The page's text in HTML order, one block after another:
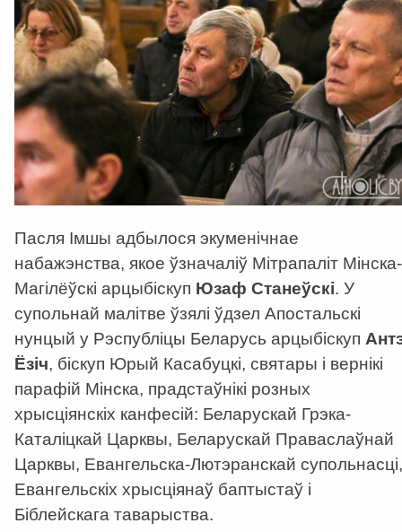
Пасля Імшы адбылося экуменічнае
набажэнства, якое ўзначаліў Мітрапаліт Мінска-
Магілёўскі арцыбіскуп Юзаф Станеўскі. У
супольнай малітве ўзялі ўдзел Апостальскі
нунцый у Рэспубліцы Беларусь арцыбіскуп
Ёзіч, біскуп Юрый Касабуцкі, святары і вернікі
парафій Мінска, прадстаўнікі розных
хрысціянскіх канфесій: Беларускай Грэка-
Каталіцкай Царквы, Беларускай Праваслаўнай
Царквы, Евангельска-Лютэранскай супольнасці,
Евангельскіх хрысціянаў баптыстаў і
Біблейскага таварыства.